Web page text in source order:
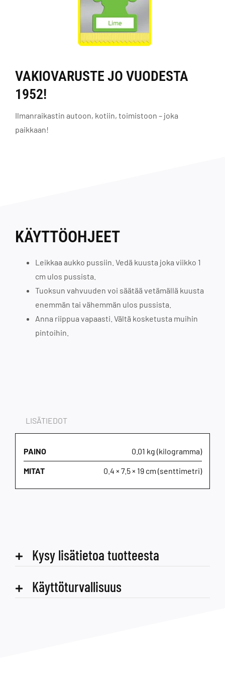
VAKIOVARUSTE JO VUODESTA
1952!
Ilmanraikastin autoon, kotiin, toimistoon – joka
paikkaan!
KÄYTTÖOHJEET
Leikkaa aukko pussiin. Vedä kuusta joka viikko 1
cm ulos pussista.
Tuoksun vahvuuden voi säätää vetämällä kuusta
enemmän tai vähemmän ulos pussista.
Anna riippua vapaasti. Vältä kosketusta muihin
pintoihin.
LISÄTIEDOT
PAINO 0.01 kg (kilogramma)
MITAT 0.4 × 7.5 × 19 cm (senttimetri)
Kysy lisätietoa tuotteesta
Käyttöturvallisuus